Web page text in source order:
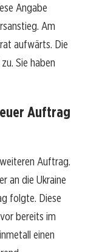
Angabe
Am
aufwärts. Die
Sie haben
Auftrag
Auftrag.
an die Ukraine
folgte. Diese
bereits im
einen